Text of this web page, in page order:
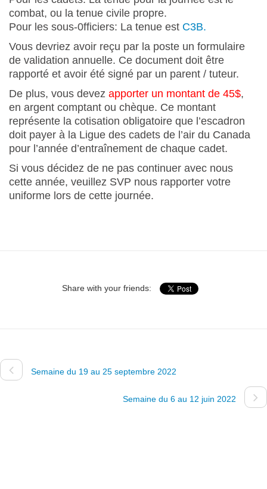
combat, ou la tenue civile propre.
Pour les sous-0fficiers: La tenue est C3B.
Vous devriez avoir reçu par la poste un formulaire
de validation annuelle. Ce document doit être
rapporté et avoir été signé par un parent / tuteur.
De plus, vous devez apporter un montant de 45$,
en argent comptant ou chèque. Ce montant
représente la cotisation obligatoire que l’escadron
doit payer à la Ligue des cadets de l’air du Canada
pour l’année d’entraînement de chaque cadet.
Si vous décidez de ne pas continuer avec nous
cette année, veuillez SVP nous rapporter votre
uniforme lors de cette journée.
Share with your friends:
Semaine du 19 au 25 septembre 2022
Semaine du 6 au 12 juin 2022